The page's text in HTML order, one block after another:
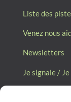
Liste des
Venez nous
Newsletters
Je signale /